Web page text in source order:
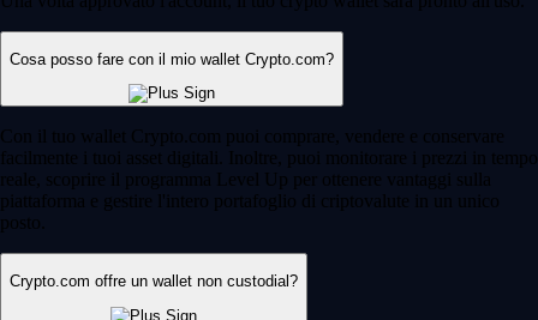
Cosa posso fare con il mio wallet Crypto.com?
Con il tuo wallet Crypto.com puoi comprare, vendere e conservare
facilmente i tuoi asset digitali. Inoltre, puoi monitorare i prezzi in tempo
reale, scoprire il programma Level Up per ottenere vantaggi sulla
piattaforma e gestire l'intero portafoglio di criptovalute in un unico
posto.
Crypto.com offre un wallet non custodial?